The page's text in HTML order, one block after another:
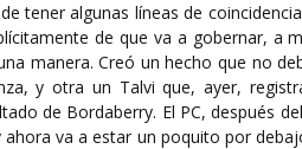
tener algunas líneas de
de que va a gobernar, a
manera. Creó un hecho que no
y otra un Talvi que, ayer,
de Bordaberry. El PC, después
va a estar un poquito por